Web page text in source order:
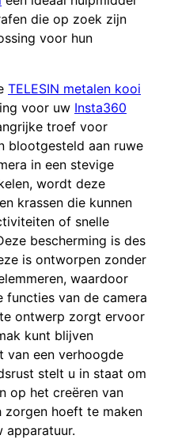
die op zoek zijn
voor hun
TELESIN metalen kooi
voor uw Insta360
troef voor
blootgesteld aan ruwe
in een stevige
wordt deze
krassen die kunnen
of snelle
bescherming is des
is ontworpen zonder
waardoor
van de camera
ontwerp zorgt ervoor
kunt blijven
van een verhoogde
stelt u in staat om
op het creëren van
zorgen hoeft te maken
apparatuur.